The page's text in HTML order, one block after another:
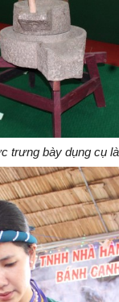
trưng bày dụng cụ